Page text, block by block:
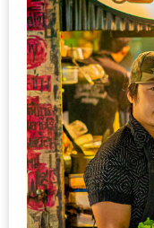
ที่
เดียว
ครบ
ที่
งาน
LEO
PRESENTS
PINGFAI
FESTIVAL